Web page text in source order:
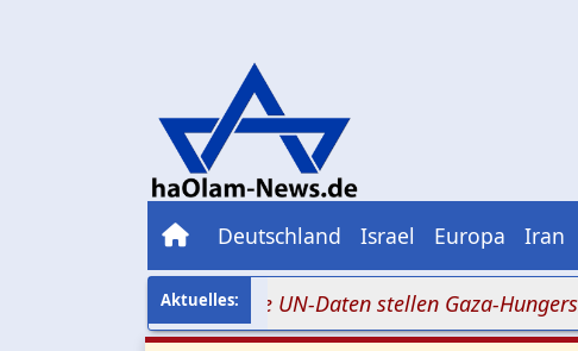
Deutschland Israel Europa Iran
bis 0,8 Prozent: Neue UN-Daten stellen Gaza-